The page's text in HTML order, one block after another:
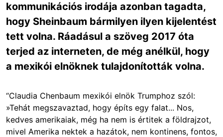
kommunikációs irodája azonban tagadta,
hogy Sheinbaum bármilyen ilyen kijelentést
tett volna. Ráadásul a szöveg 2017 óta
terjed az interneten, de még anélkül, hogy
a mexikói elnöknek tulajdonították volna.
“Claudia Chenbaum mexikói elnök Trumphoz szól:
»Tehát megszavaztad, hogy építs egy falat... Nos,
kedves amerikaiak, még ha nem is értitek a földrajzot,
mivel Amerika nektek a hazátok, nem kontinens, fontos,